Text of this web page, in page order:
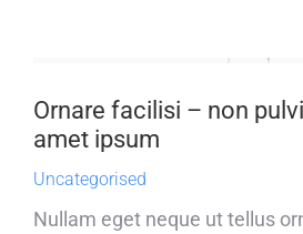
Ornare facilisi – non
amet ipsum
Uncategorised
Nullam eget neque ut tellus